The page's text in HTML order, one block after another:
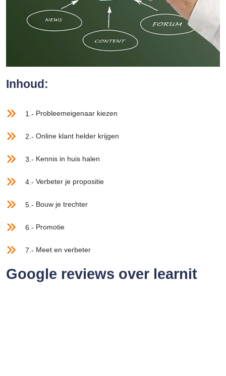
Inhoud:
1.- Probleemeigenaar kiezen
2.- Online klant helder krijgen
3.- Kennis in huis halen
4.- Verbeter je propositie
5.- Bouw je trechter
6.- Promotie
7.- Meet en verbeter
Google reviews over learnit